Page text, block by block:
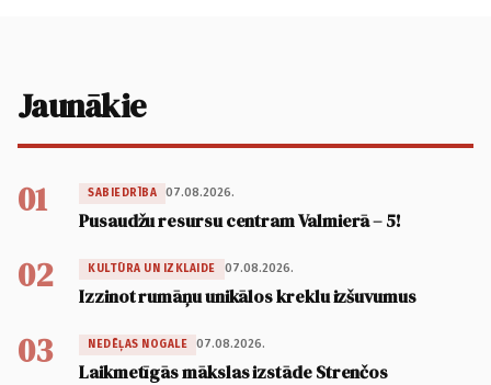
Jaunākie
01 SABIEDRĪBA 07.08.2026.
Pusaudžu resursu centram Valmierā – 5!
02 KULTŪRA UN IZKLAIDE 07.08.2026.
Izzinot rumāņu unikālos kreklu izšuvumus
03 NEDĒĻAS NOGALE 07.08.2026.
Laikmetīgās mākslas izstāde Strenčos